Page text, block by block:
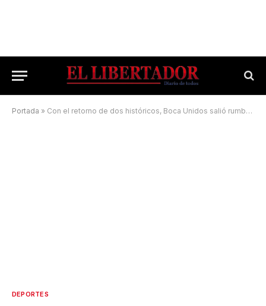
Portada » Con el retorno de dos históricos, Boca Unidos salió rumbo a Córdoba
DEPORTES